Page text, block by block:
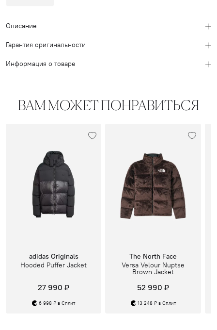
Описание
Гарантия оригинальности
Информация о товаре
ВАМ МОЖЕТ ПОНРАВИТЬСЯ
adidas Originals
Hooded Puffer Jacket
27 990 ₽
6 998 ₽ в Сплит
The North Face
Versa Velour Nuptse
Brown Jacket
52 990 ₽
13 248 ₽ в Сплит